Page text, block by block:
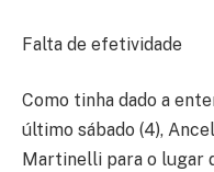
Falta de efetividade
Como tinha dado a
último sábado (4),
Martinelli para o lugar